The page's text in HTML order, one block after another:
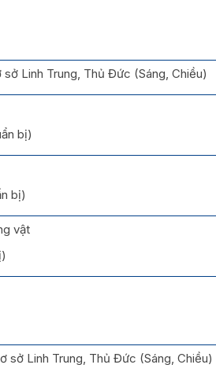
Linh Trung, Thủ Đức (Sáng, Chiều)
bị)
bị)
vật
sở Linh Trung, Thủ Đức (Sáng, Chiều)